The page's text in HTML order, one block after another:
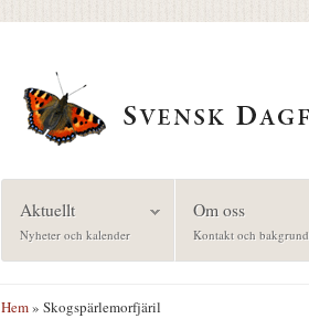
Aktuellt
Nyheter och kalender
Om oss
Kontakt och bakgrund
Hem» Skogspärlemorfjäril